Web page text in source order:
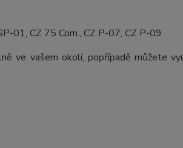
01, CZ 75 Com., CZ P-07, CZ P-09
ve vašem okolí, popřípadě můžete